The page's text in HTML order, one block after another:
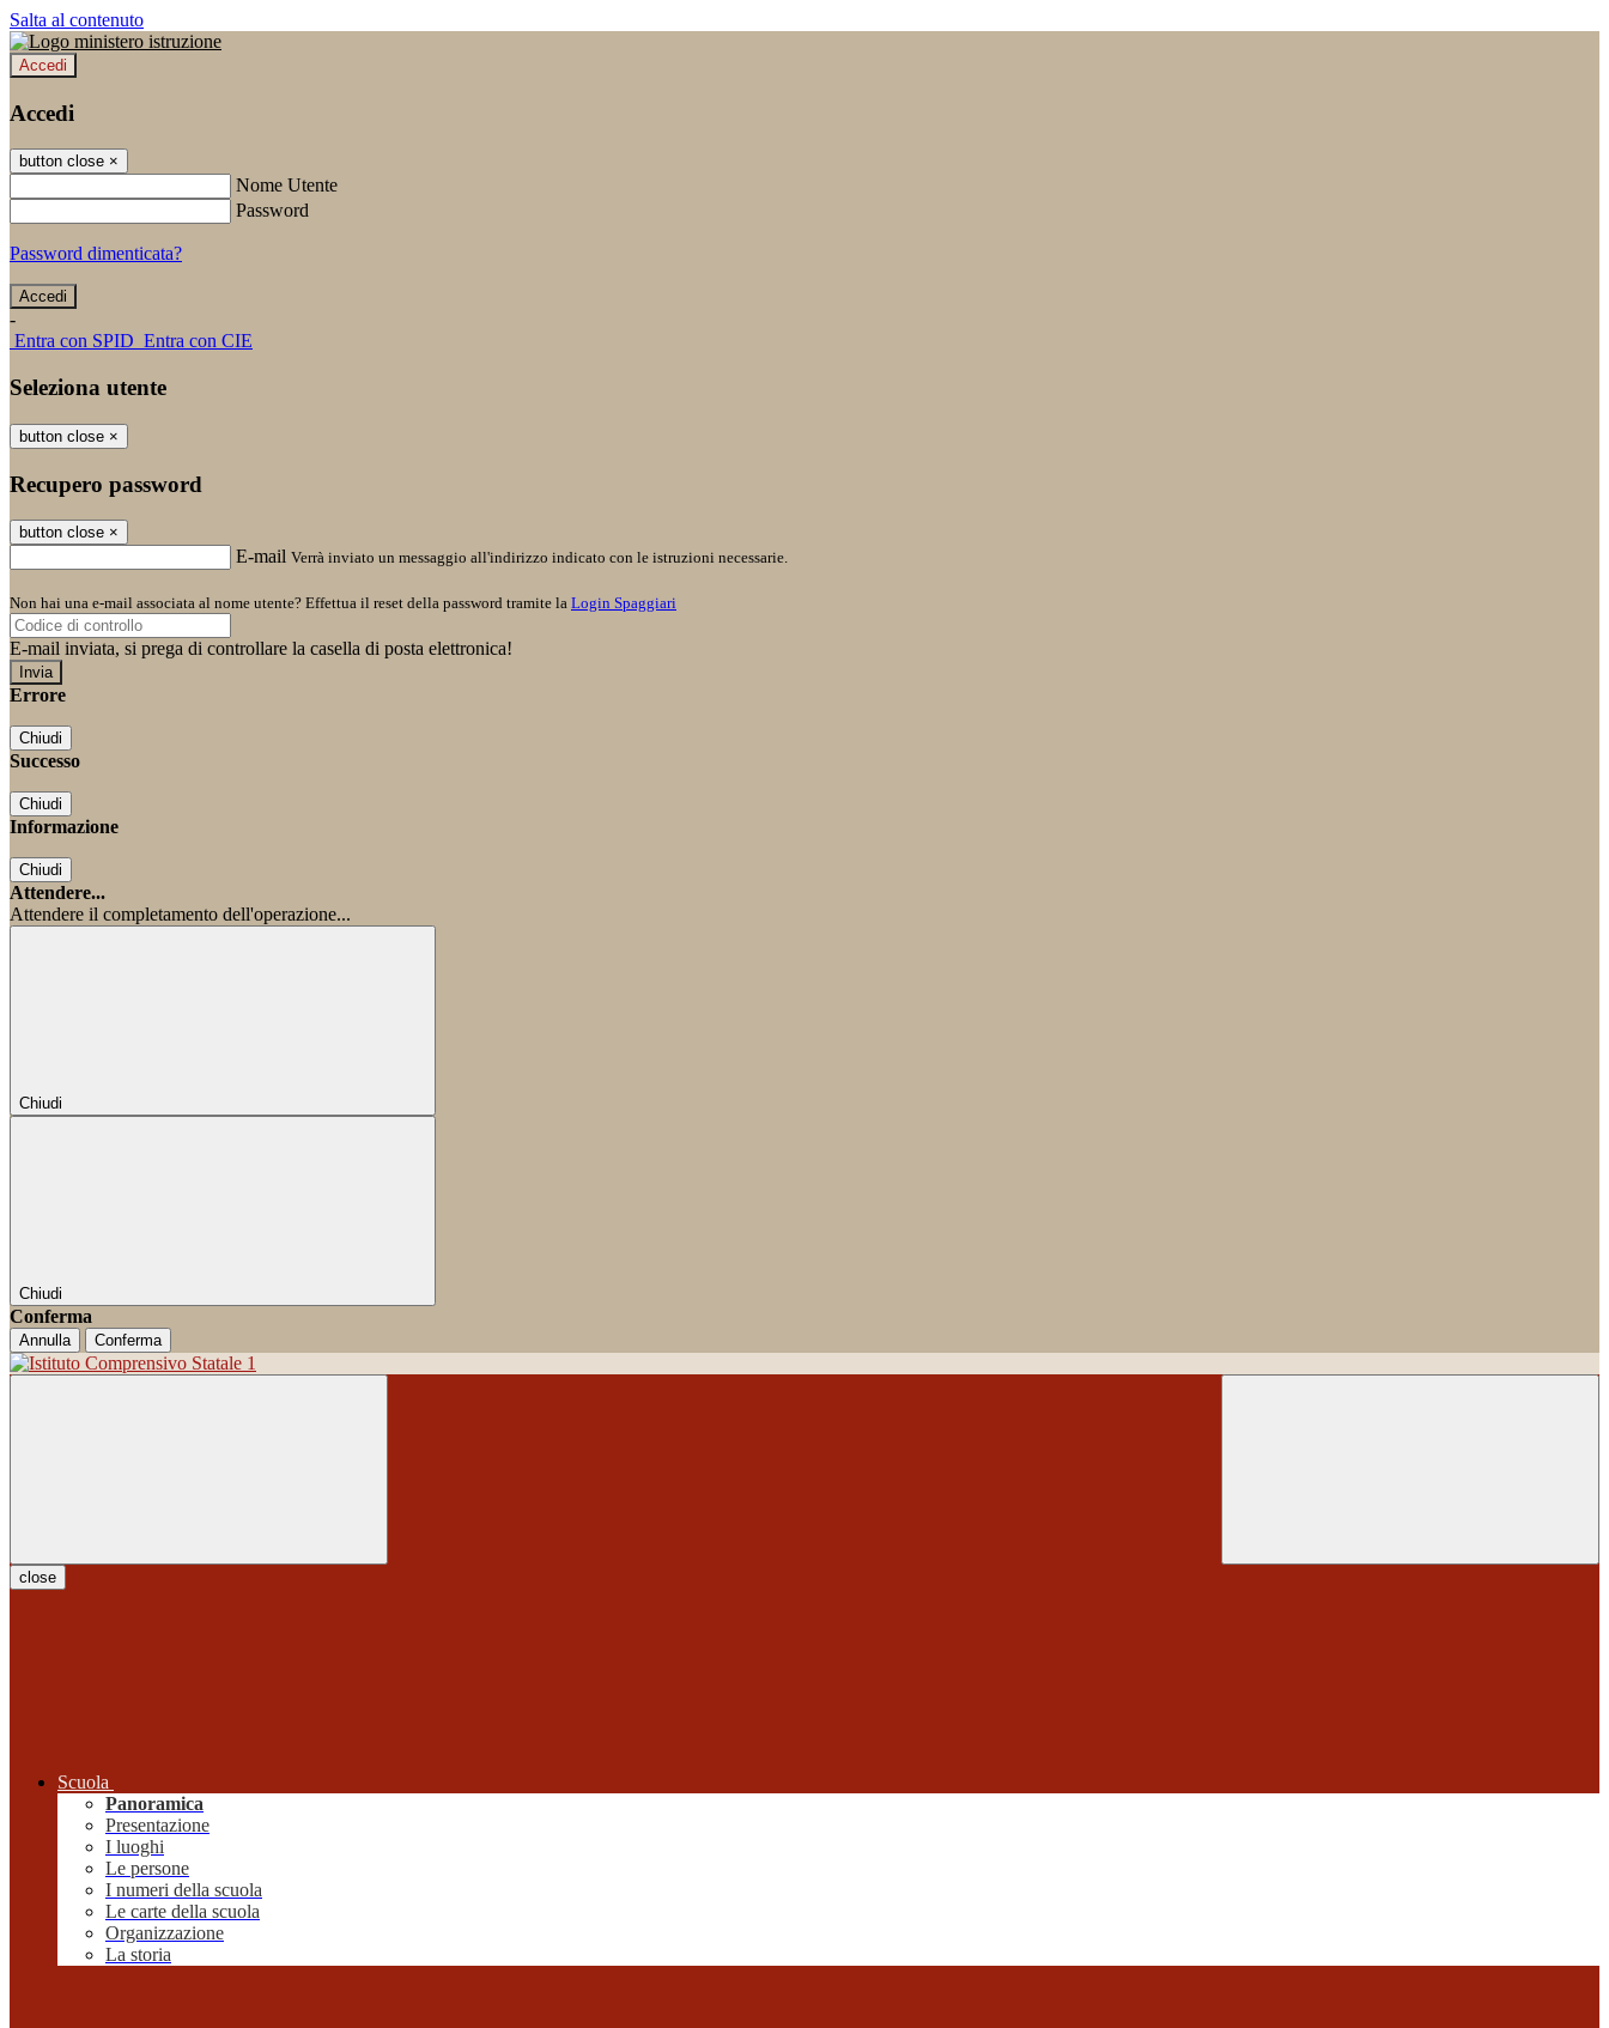
Salta al contenuto
Accedi
Accedi
button close ×
Nome Utente
Password
Password dimenticata?
-
Entra con SPID Entra con CIE
Seleziona utente
button close ×
Recupero password
button close ×
E-mail Verrà inviato un messaggio all'indirizzo indicato con le istruzioni necessarie.
Non hai una e-mail associata al nome utente? Effettua il reset della password tramite la Login Spaggiari
E-mail inviata, si prega di controllare la casella di posta elettronica!
Errore
Chiudi
Successo
Chiudi
Informazione
Chiudi
Attendere...
Attendere il completamento dell'operazione...
Chiudi
Chiudi
Conferma
Annulla Conferma
close
Scuola
Panoramica
Presentazione
I luoghi
Le persone
I numeri della scuola
Le carte della scuola
Organizzazione
La storia